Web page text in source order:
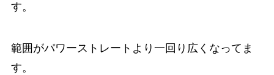
す。
範囲がパワーストレートより一回り広くなってま
す。